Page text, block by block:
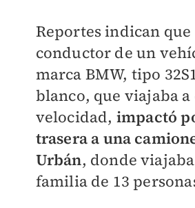
Reportes indican que
conductor de un
marca BMW, tipo
blanco, que viajaba a
velocidad, impactó
trasera a una
Urbán, donde
familia de 13